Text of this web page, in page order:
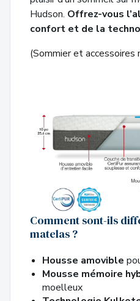
Hudson. Offrez-vous
confort et de la
(Sommier et accessoires
Comment sont-ils
matelas ?
Housse amovible
Mousse mémoire
moelleux